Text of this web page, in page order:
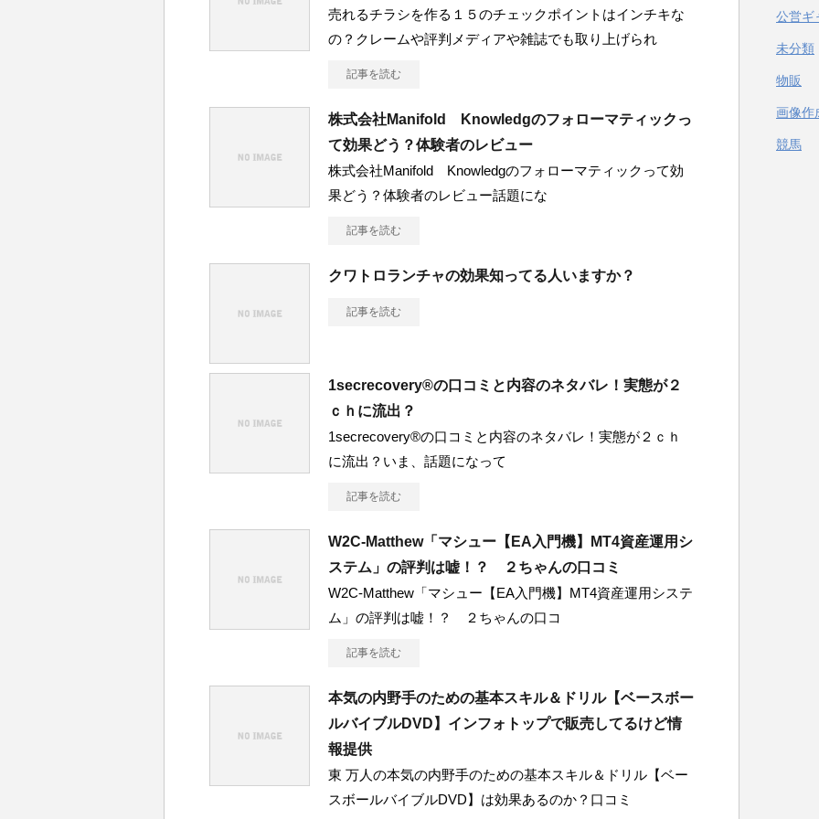
売れるチラシを作る１５のチェックポイントはインチキな
の？クレームや評判メディアや雑誌でも取り上げられ
記事を読む
株式会社Manifold Knowledgのフォローマティックっ
て効果どう？体験者のレビュー
株式会社Manifold Knowledgのフォローマティックって効
果どう？体験者のレビュー話題にな
記事を読む
クワトロランチャの効果知ってる人いますか？
記事を読む
1secrecovery®の口コミと内容のネタバレ！実態が２
ｃｈに流出？
1secrecovery®の口コミと内容のネタバレ！実態が２ｃｈ
に流出？いま、話題になって
記事を読む
W2C-Matthew「マシュー【EA入門機】MT4資産運用シ
ステム」の評判は嘘！？ ２ちゃんの口コミ
W2C-Matthew「マシュー【EA入門機】MT4資産運用システ
ム」の評判は嘘！？ ２ちゃんの口コ
記事を読む
本気の内野手のための基本スキル＆ドリル【ベースボー
ルバイブルDVD】インフォトップで販売してるけど情
報提供
東 万人の本気の内野手のための基本スキル＆ドリル【ベー
スボールバイブルDVD】は効果あるのか？口コミ
公営ギ
未分類
物販
画像作
競馬